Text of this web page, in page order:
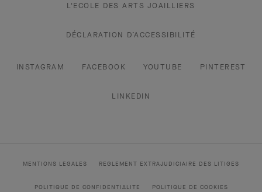
L'ECOLE DES ARTS JOAILLIERS
DÉCLARATION D’ACCESSIBILITÉ
INSTAGRAM FACEBOOK YOUTUBE PINTEREST
LINKEDIN
MENTIONS LEGALES REGLEMENT EXTRAJUDICIAIRE DES LITIGES
POLITIQUE DE CONFIDENTIALITE POLITIQUE DE COOKIES